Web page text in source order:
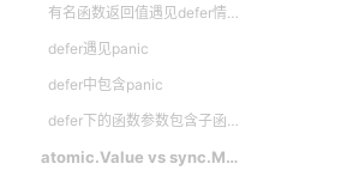
有名函数返回值遇见defer情况
defer遇见panic
defer中包含panic
defer下的函数参数包含子函数
atomic.Value vs sync.Mutex